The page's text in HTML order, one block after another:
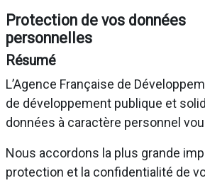
Protection de vos données
personnelles
Résumé
L’Agence Française de
de développement publique et
données à caractère personnel
Nous accordons la plus grande
protection et la confidentialité de